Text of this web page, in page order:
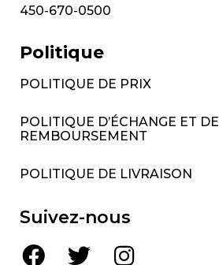
450-670-0500
Politique
POLITIQUE DE PRIX
POLITIQUE D’ÉCHANGE ET DE
REMBOURSEMENT
POLITIQUE DE LIVRAISON
Suivez-nous